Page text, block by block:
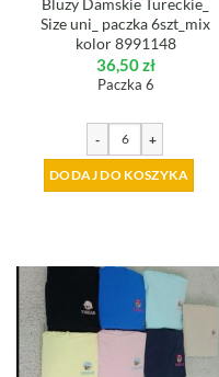
Bluzy Damskie Tureckie_
Size uni_ paczka 6szt_mix
kolor 8991148
36,50zł
Paczka 6
- +
DODAJ DO KOSZYKA